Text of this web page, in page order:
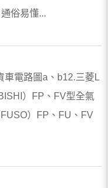
俗易懂...
車電路圖a、b12.三菱L
）FP、FV型全氣
）FP、FU、FV